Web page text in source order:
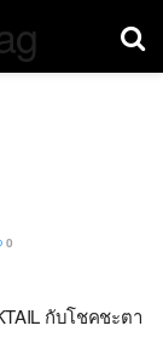
0
กับโชคชะตา